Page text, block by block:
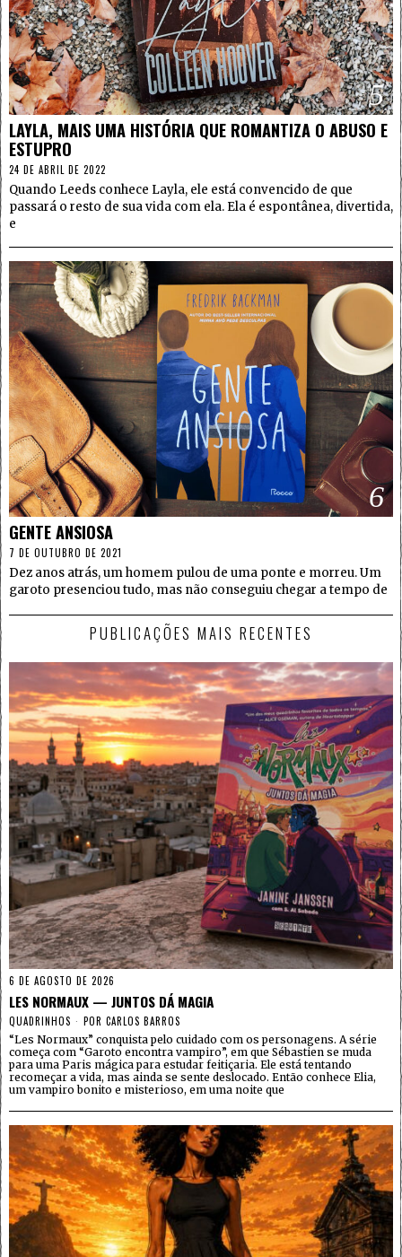
5
LAYLA, MAIS UMA HISTÓRIA QUE ROMANTIZA O ABUSO E
ESTUPRO
24 DE ABRIL DE 2022
Quando Leeds conhece Layla, ele está convencido de que
passará o resto de sua vida com ela. Ela é espontânea, divertida,
e
6
GENTE ANSIOSA
7 DE OUTUBRO DE 2021
Dez anos atrás, um homem pulou de uma ponte e morreu. Um
garoto presenciou tudo, mas não conseguiu chegar a tempo de
PUBLICAÇÕES MAIS RECENTES
6 DE AGOSTO DE 2026
LES NORMAUX — JUNTOS DÁ MAGIA
QUADRINHOS POR CARLOS BARROS
“Les Normaux” conquista pelo cuidado com os personagens. A série
começa com “Garoto encontra vampiro”, em que Sébastien se muda
para uma Paris mágica para estudar feitiçaria. Ele está tentando
recomeçar a vida, mas ainda se sente deslocado. Então conhece Elia,
um vampiro bonito e misterioso, em uma noite que